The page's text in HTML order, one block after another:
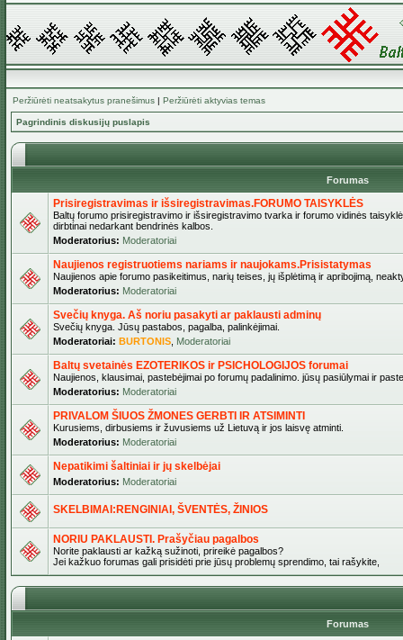
Peržiūrėti neatsakytus pranešimus | Peržiūrėti aktyvias temas
Pagrindinis diskusijų puslapis
Forumas
Prisiregistravimas ir išsiregistravimas.FORUMO TAISYKLĖS
Baltų forumo prisiregistravimo ir išsiregistravimo tvarka ir forumo vidinės
dirbtinai nedarkant bendrinės kalbos.
Moderatorius: Moderatoriai
Naujienos registruotiems nariams ir naujokams.Prisistatymas
Naujienos apie forumo pasikeitimus, narių teises, jų išplėtimą ir apribojimą,
Moderatorius: Moderatoriai
Svečių knyga. Aš noriu pasakyti ar paklausti adminų
Svečių knyga. Jūsų pastabos, pagalba, palinkėjimai.
Moderatoriai: BURTONIS Moderatoriai
Baltų svetainės EZOTERIKOS ir PSICHOLOGIJOS forumai
Naujienos, klausimai, pastebėjimai po forumų padalinimo. jūsų pasiūlymai ir
Moderatorius: Moderatoriai
PRIVALOM ŠIUOS ŽMONES GERBTI IR ATSIMINTI
Kurusiems, dirbusiems ir žuvusiems už Lietuvą ir jos laisvę atminti.
Moderatorius: Moderatoriai
Nepatikimi šaltiniai ir jų skelbėjai
Moderatorius: Moderatoriai
SKELBIMAI:RENGINIAI, ŠVENTĖS, ŽINIOS
NORIU PAKLAUSTI. Prašyčiau pagalbos
Norite paklausti ar kažką sužinoti, prireikė pagalbos?
Jei kažkuo forumas gali prisidėti prie jūsų problemų sprendimo, tai rašykite,
Forumas